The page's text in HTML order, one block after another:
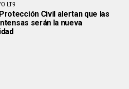
LT9
Civil alertan que las
serán la nueva